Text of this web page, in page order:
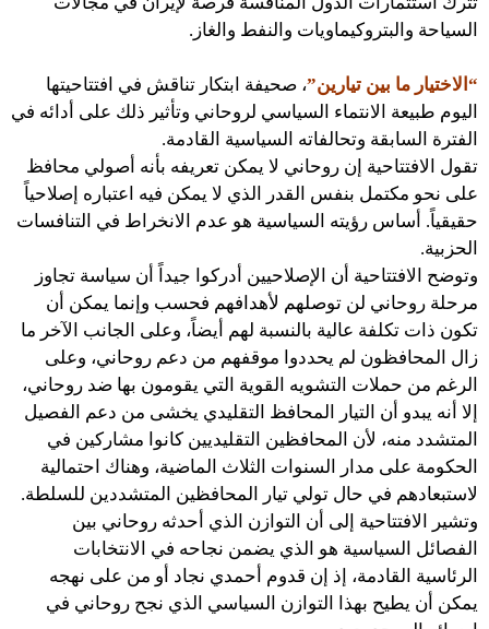
السياحة والبتروكيماويات والنفط والغاز.
“الاختيار ما بين تيارين”، صحيفة ابتكار تناقش في افتتاحيتها
اليوم طبيعة الانتماء السياسي لروحاني وتأثير ذلك على أدائه في
الفترة السابقة وتحالفاته السياسية القادمة.
تقول الافتتاحية إن روحاني لا يمكن تعريفه بأنه أصولي محافظ
على نحو مكتمل بنفس القدر الذي لا يمكن فيه اعتباره إصلاحياً
حقيقياً. أساس رؤيته السياسية هو عدم الانخراط في التنافسات
الحزبية.
وتوضح الافتتاحية أن الإصلاحيين أدركوا جيداً أن سياسة تجاوز
مرحلة روحاني لن توصلهم لأهدافهم فحسب وإنما يمكن أن
تكون ذات تكلفة عالية بالنسبة لهم أيضاً، وعلى الجانب الآخر ما
زال المحافظون لم يحددوا موقفهم من دعم روحاني، وعلى
الرغم من حملات التشويه القوية التي يقومون بها ضد روحاني،
إلا أنه يبدو أن التيار المحافظ التقليدي يخشى من دعم الفصيل
المتشدد منه، لأن المحافظين التقليديين كانوا مشاركين في
الحكومة على مدار السنوات الثلاث الماضية، وهناك احتمالية
لاستبعادهم في حال تولي تيار المحافظين المتشددين للسلطة.
وتشير الافتتاحية إلى أن التوازن الذي أحدثه روحاني بين
الفصائل السياسية هو الذي يضمن نجاحه في الانتخابات
الرئاسية القادمة، إذ إن قدوم أحمدي نجاد أو من على نهجه
يمكن أن يطيح بهذا التوازن السياسي الذي نجح روحاني في